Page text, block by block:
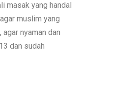
masak yang handal
muslim yang
nyaman dan
dan sudah